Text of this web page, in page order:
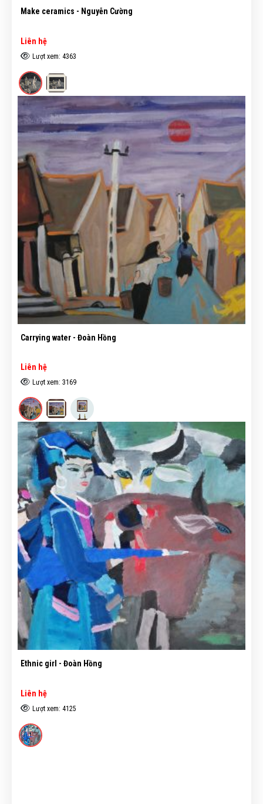
Make ceramics - Nguyễn Cường
Liên hệ
Lượt xem: 4363
Carrying water - Đoàn Hồng
Liên hệ
Lượt xem: 3169
Ethnic girl - Đoàn Hồng
Liên hệ
Lượt xem: 4125